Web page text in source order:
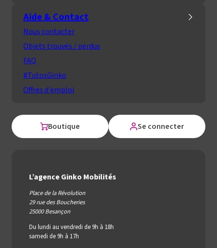
Aide & Contact
Nous contacter
Objets trouvés / perdus
FAQ
#TutosGinko
Offres d'emploi
Boutique Se connecter
L’agence Ginko Mobilités
Place de la Révolution
29 rue des Boucheries
25000 Besançon
Du lundi au vendredi de 9h à 18h
samedi de 9h à 17h